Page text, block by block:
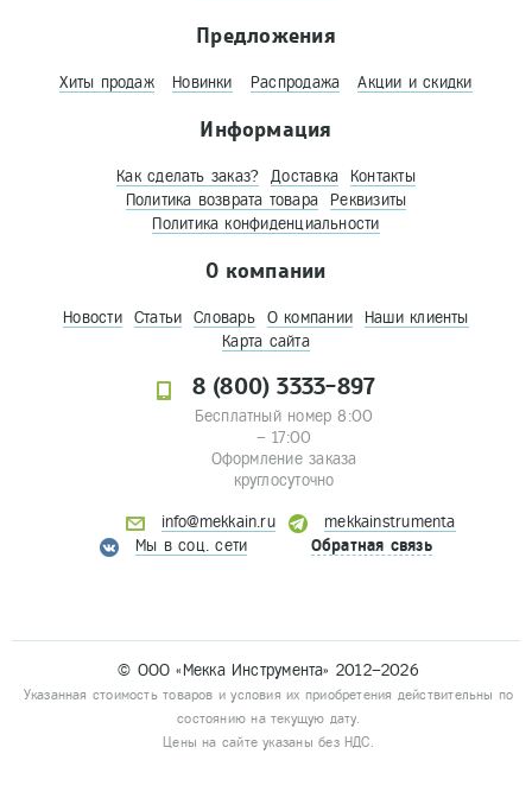
Предложения
Хиты продаж Новинки Распродажа Акции и скидки
Информация
Как сделать заказ? Доставка
Контакты
Политика возврата товара
Реквизиты
Политика конфиденциальности
О компании
Новости Статьи Словарь О компании
Наши клиенты
Карта сайта
8 (800) 3333-897
Бесплатный номер 8:00
– 17:00
Оформление заказа
круглосуточно
info@mekkain.ru
mekkainstrumenta
Мы в соц. сети
Обратная связь
© ООО «Мекка Инструмента» 2012–2026
Указанная стоимость товаров и условия их приобретения действительны по
состоянию на текущую дату.
Цены на сайте указаны без НДС.